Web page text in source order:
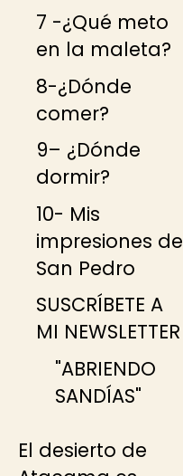
7 -¿Qué meto
en la maleta?
8-¿Dónde
comer?
9– ¿Dónde
dormir?
10- Mis
impresiones de
San Pedro
SUSCRÍBETE A
MI NEWSLETTER
"ABRIENDO
SANDÍAS"
El desierto de